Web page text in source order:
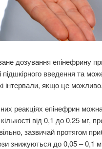
дозування епінефрину
підшкірного введення та
інтервали, якщо це можливо.
реакціях епінефрин
від 0,1 до 0,25 мг,
зазвичай протягом
знижуються до 0,05 – 0,1